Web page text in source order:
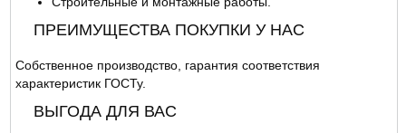
ПРЕИМУЩЕСТВА ПОКУПКИ У НАС
Собственное производство, гарантия соответствия
характеристик ГОСТу.
ВЫГОДА ДЛЯ ВАС